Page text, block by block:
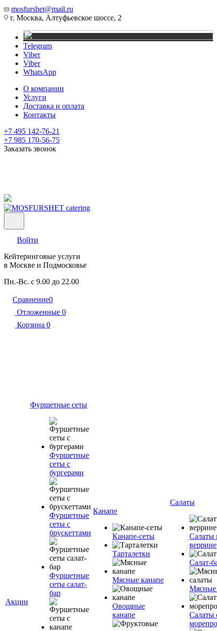
mosfurshet@mail.ru
г. Москва, Алтуфьевское шоссе, 2
Telegram
Viber
Viber
WhatsApp
О компании
Услуги
Доставка и оплата
Контакты
+7 495 142-76-21
+7 985 170-56-75
Заказать звонок
Войти
Кейтеринговые услуги
в Москве и Подмосковье
Пн.-Вс. с 9.00 до 22.00
Сравнение0
Отложенные 0
Корзина 0
Акции
Фуршетные сеты
Фуршетные
сеты с
бургерами
Фуршетные
сеты с
брускеттами
Фуршетные
сеты салат-
бар
Канапе
Канапе-сеты
Тарталетки
Мясные канапе
Овощные
канапе
Салаты
Салаты
веррине
Салат-
Мясные
Салаты